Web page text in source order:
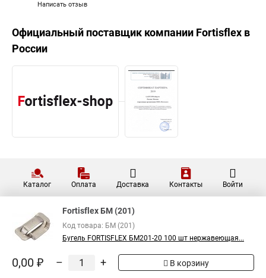
Написать отзыв
Официальный поставщик компании Fortisflex в
России
Каталог Оплата Доставка Контакты Войти
Fortisflex БМ (201)
Код товара: БМ (201)
Бугель FORTISFLEX БМ201-20 100 шт нержавеющая...
0,00 ₽ – + В корзину